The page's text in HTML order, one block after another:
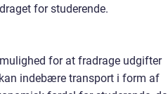
for studerende.
for at fradrage udgifter
indebære transport i form af